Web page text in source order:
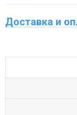
Доставка и